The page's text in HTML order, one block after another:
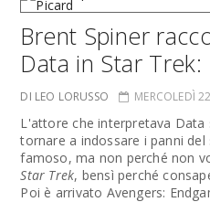
Brent Spiner
Data in Star Trek:
DI LEO LORUSSO MERCOLEDÌ
L'attore che interpretava
tornare a indossare i panni
famoso, ma non perché non
Star Trek, bensì perché
Poi è arrivato Avengers: